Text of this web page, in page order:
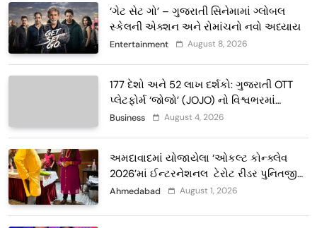
‘ગેટ સેટ ગો’ – ગુજરાતી સિનેમામાં ગ્લોબલ
સ્કેલની એક્શન અને રોમાંચનો નવો અધ્યાય
Entertainment August 8, 2026
177 દેશો અને 52 લાખ દર્શકો: ગુજરાતી OTT
પ્લેટફોર્મ ‘જોજો’ (JOJO) નો વિશ્વભરમાં
દબદબો
Business August 4, 2026
અમદાવાદમાં યોજાયેલા ‘ઓકલ્ટ કોન્ક્લેવ
2026’માં ઈન્ટરનેશનલ ટેરોટ રીડર પુનિતજી
લુલ્લા એ ટેરોટ કાર્ડ રીડિંગ અંગે માહિતી આપી
Ahmedabad August 1, 2026